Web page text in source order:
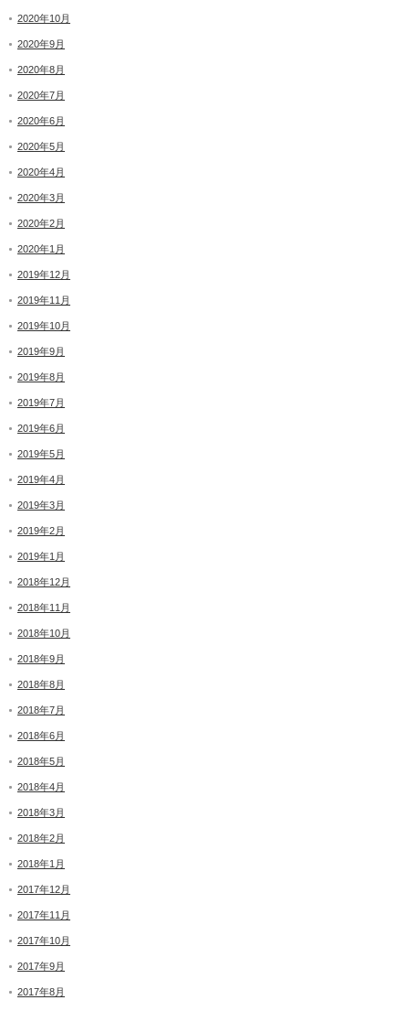
2020年10月
2020年9月
2020年8月
2020年7月
2020年6月
2020年5月
2020年4月
2020年3月
2020年2月
2020年1月
2019年12月
2019年11月
2019年10月
2019年9月
2019年8月
2019年7月
2019年6月
2019年5月
2019年4月
2019年3月
2019年2月
2019年1月
2018年12月
2018年11月
2018年10月
2018年9月
2018年8月
2018年7月
2018年6月
2018年5月
2018年4月
2018年3月
2018年2月
2018年1月
2017年12月
2017年11月
2017年10月
2017年9月
2017年8月